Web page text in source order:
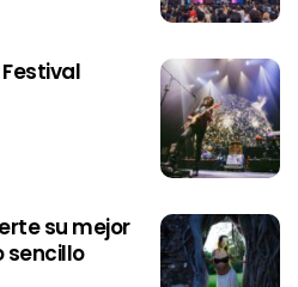
su mejor
sencillo